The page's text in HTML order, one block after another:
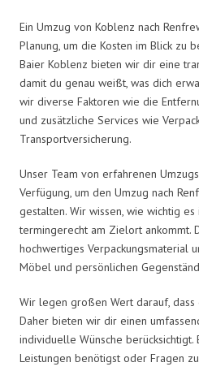
Ein Umzug von Koblenz nach
Planung, um die Kosten im Blick zu
Baier Koblenz bieten wir dir eine
damit du genau weißt, was dich
wir diverse Faktoren wie die
und zusätzliche Services wie
Transportversicherung.
Unser Team von erfahrenen
Verfügung, um den Umzug nach
gestalten. Wir wissen, wie wichtig es
termingerecht am Zielort ankommt.
hochwertiges Verpackungsmaterial
Möbel und persönlichen
Wir legen großen Wert darauf,
Daher bieten wir dir einen
individuelle Wünsche berücksichtigt.
Leistungen benötigst oder Fragen